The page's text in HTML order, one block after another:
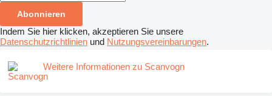
Abonnieren
Indem Sie hier klicken, akzeptieren Sie unsere
Datenschutzrichtlinien und Nutzungsvereinbarungen.
Weitere Informationen zu Scanvogn